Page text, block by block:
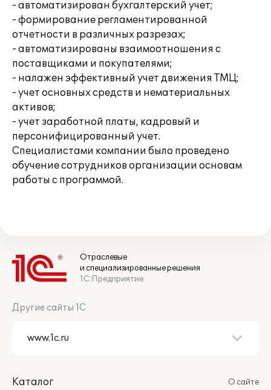
- автоматизирован бухгалтерский учет;
- формирование регламентированной
отчетности в различных разрезах;
- автоматизированы взаимоотношения с
поставщиками и покупателями;
- налажен эффективный учет движения ТМЦ;
- учет основных средств и нематериальных
активов;
- учет заработной платы, кадровый и
персонифицированный учет.
Специалистами компании было проведено
обучение сотрудников организации основам
работы с программой.
Отраслевые
и специализированные решения
1С:Предприятие
Другие сайты 1С
Каталог
О сайте